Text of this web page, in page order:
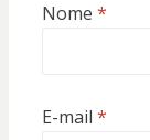
Nome *
E-mail *